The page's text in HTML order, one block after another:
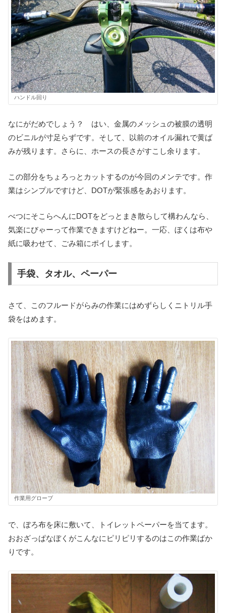
ハンドル回り
なにがだめでしょう？ はい、金属のメッシュの被膜の透明
のビニルが寸足らずです。そして、以前のオイル漏れで黄ば
みが残ります。さらに、ホースの長さがすこし余ります。
この部分をちょろっとカットするのが今回のメンテです。作
業はシンプルですけど、DOTが緊張感をあおります。
べつにそこらへんにDOTをどっとまき散らして構わんなら、
気楽にびゃーって作業できますけどねー。一応、ぼくは布や
紙に吸わせて、ごみ箱にポイします。
手袋、タオル、ペーパー
さて、このフルードがらみの作業にはめずらしくニトリル手
袋をはめます。
作業用グローブ
で、ぼろ布を床に敷いて、トイレットペーパーを当てます。
おおざっぱなぼくがこんなにピリピリするのはこの作業ばか
りです。